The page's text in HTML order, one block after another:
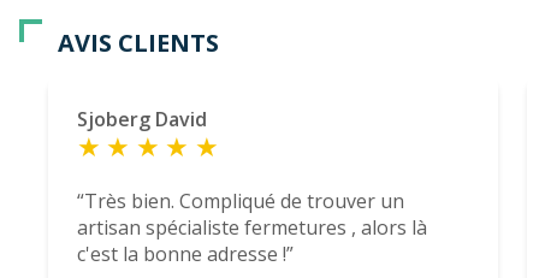
AVIS CLIENTS
Sjoberg David
Très bien. Compliqué de trouver un
artisan spécialiste fermetures , alors là
c'est la bonne adresse !